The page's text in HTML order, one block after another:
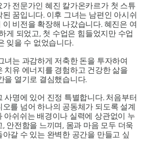
전문가인 혜진 칼가온카르가 첫 스튜
꿈입니다. 이후 그녀는 남편인 아시쉬
비전을 확장해 나갔습니다. 혜진은 여
게 되었고, 첫 수업은 힘들었지만 수업
잊을 수 없었습니다.
녀는 과감하게 저축한 돈을 투자하여
치유 에너지를 경험하고 건강한 삶을
을 열기로 결심했습니다.
사명에 있어 진정 특별합니다. 처음부터
를 넘어 하나의 공동체가 되도록 설계
아쉬쉬는 배경이나 실력에 상관없이 누
안전함을 느끼며, 몸과 마음 모두 더욱
갈 수 있는 완벽한 공간을 만들고 싶